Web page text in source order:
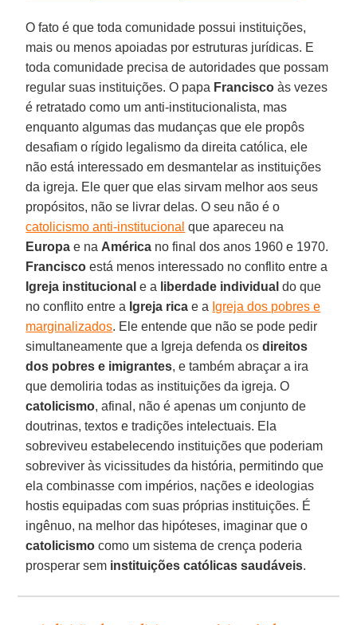
O fato é que toda comunidade possui instituições,
mais ou menos apoiadas por estruturas jurídicas. E
toda comunidade precisa de autoridades que possam
regular suas instituições. O papa Francisco às vezes
é retratado como um anti-institucionalista, mas
enquanto algumas das mudanças que ele propôs
desafiam o rígido legalismo da direita católica, ele
não está interessado em desmantelar as instituições
da igreja. Ele quer que elas sirvam melhor aos seus
propósitos, não se livrar delas. O seu não é o
catolicismo anti-institucional que apareceu na
Europa e na América no final dos anos 1960 e 1970.
Francisco está menos interessado no conflito entre a
Igreja institucional e a liberdade individual do que
no conflito entre a Igreja rica e a Igreja dos pobres e
marginalizados. Ele entende que não se pode pedir
simultaneamente que a Igreja defenda osdireitos
dos pobres e imigrantes, e também abraçar a ira
que demoliria todas as instituições da igreja. O
catolicismo, afinal, não é apenas um conjunto de
doutrinas, textos e tradições intelectuais. Ela
sobreviveu estabelecendo instituições que poderiam
sobreviver às vicissitudes da história, permitindo que
ela combinasse com impérios, nações e ideologias
hostis equipadas com suas próprias instituições. É
ingênuo, na melhor das hipóteses, imaginar que o
catolicismo como um sistema de crença poderia
prosperar sem instituições católicas saudáveis.